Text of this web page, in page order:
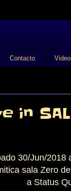
Contacto
in
30/Jun/2018
sala Zero
a Status